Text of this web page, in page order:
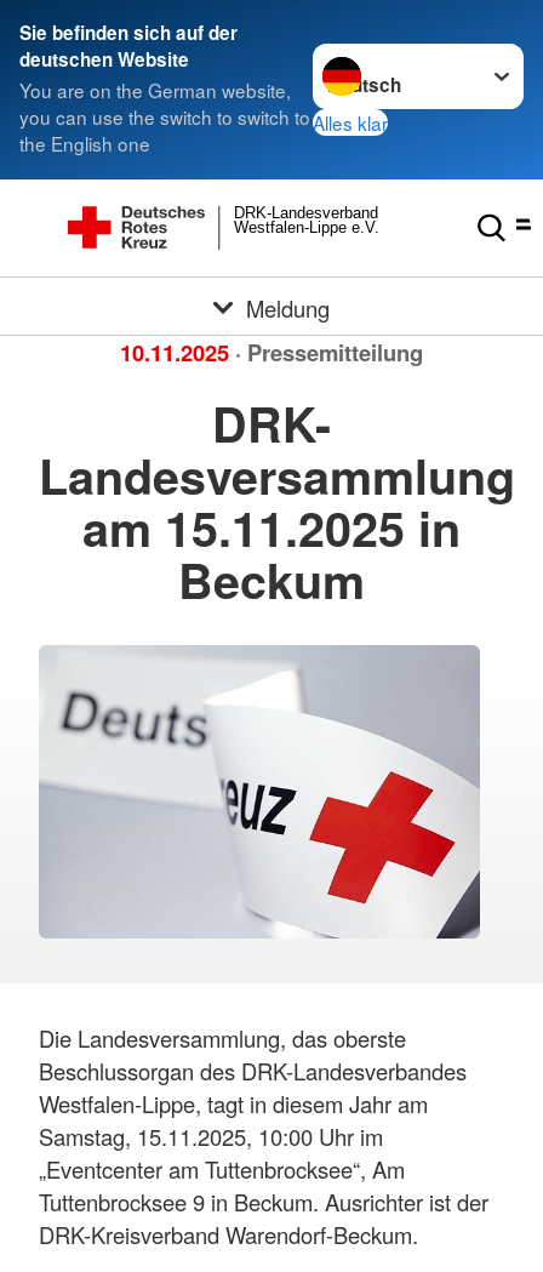
Sie befinden sich auf der
deutschen Website
You are on the German website,
you can use the switch to switch to
the English one
Sprache wechseln zu
Alles klar
Westfalen-Lippe e.V.
DRK-Landesverband
Meldung
10.11.2025 · Pressemitteilung
DRK-
Landesversammlung
am 15.11.2025 in
Beckum
Die Landesversammlung, das oberste
Beschlussorgan des DRK-Landesverbandes
Westfalen-Lippe, tagt in diesem Jahr am
Samstag, 15.11.2025, 10:00 Uhr im
„Eventcenter am Tuttenbrocksee“, Am
Tuttenbrocksee 9 in Beckum. Ausrichter ist der
DRK-Kreisverband Warendorf-Beckum.